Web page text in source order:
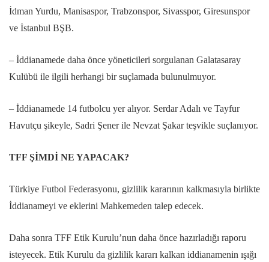
İdman Yurdu, Manisaspor, Trabzonspor, Sivasspor, Giresunspor
ve İstanbul BŞB.
– İddianamede daha önce yöneticileri sorgulanan Galatasaray
Kulübü ile ilgili herhangi bir suçlamada bulunulmuyor.
– İddianamede 14 futbolcu yer alıyor. Serdar Adalı ve Tayfur
Havutçu şikeyle, Sadri Şener ile Nevzat Şakar teşvikle suçlanıyor.
TFF ŞİMDİ NE YAPACAK?
Türkiye Futbol Federasyonu, gizlilik kararının kalkmasıyla birlikte
İddianameyi ve eklerini Mahkemeden talep edecek.
Daha sonra TFF Etik Kurulu’nun daha önce hazırladığı raporu
isteyecek. Etik Kurulu da gizlilik kararı kalkan iddianamenin ışığı